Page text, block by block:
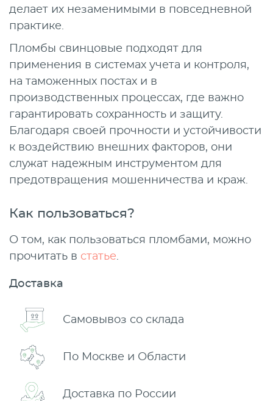
делает их незаменимыми в повседневной
практике.
Пломбы свинцовые подходят для
применения в системах учета и контроля,
на таможенных постах и в
производственных процессах, где важно
гарантировать сохранность и защиту.
Благодаря своей прочности и устойчивости
к воздействию внешних факторов, они
служат надежным инструментом для
предотвращения мошенничества и краж.
Как пользоваться?
О том, как пользоваться пломбами, можно
прочитать в статье.
Доставка
Самовывоз со склада
По Москве и Области
Доставка по России